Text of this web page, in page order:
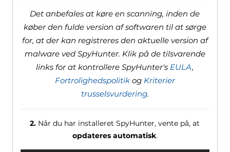
Det anbefales at køre en scanning, inden de
køber den fulde version af softwaren til at sørge
for, at der kan registreres den aktuelle version af
malware ved SpyHunter. Klik på de tilsvarende
links for at kontrollere SpyHunter's EULA,
Fortrolighedspolitikog Kriterier
trusselsvurdering.
2. Når du har installeret SpyHunter, vente på, at
opdateres automatisk.